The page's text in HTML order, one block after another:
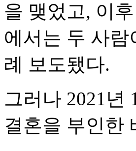
을 맺었고, 이
에서는 두 사
례 보도됐다.
그러나 2021년
결혼을 부인한